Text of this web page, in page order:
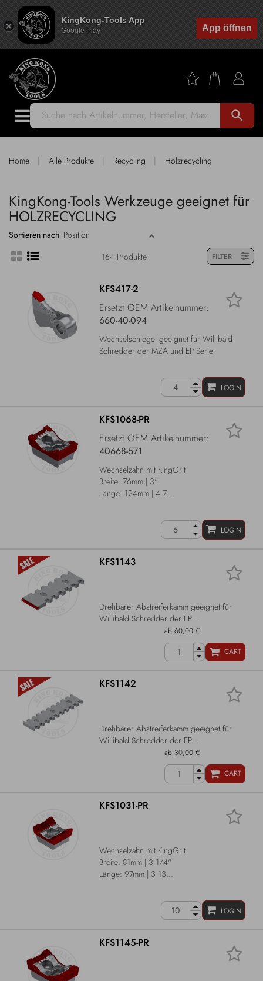
KingKong-Tools App
Google Play App öffnen
search
Home | Alle Produkte | Recycling | Holzrecycling
KingKong-Tools Werkzeuge geeignet für
HOLZRECYCLING
Sortieren nach
164 Produkte
FILTER
KFS417-2
Ersetzt OEM Artikelnummer:
660-40-094
Wechselschlegel geeignet für Willibald
Schredder der MZA und EP Serie
LOGIN
KFS1068-PR
Ersetzt OEM Artikelnummer:
40668-571
Wechselzahn mit KingGrit
Breite: 76mm | 3"
Länge: 124mm | 4 7...
LOGIN
KFS1143
Drehbarer Abstreiferkamm geeignet für
Willibald Schredder der EP...
ab 60,00 €
CART
KFS1142
Drehbarer Abstreiferkamm geeignet für
Willibald Schredder der EP...
ab 30,00 €
CART
KFS1031-PR
Wechselzahn mit KingGrit
Breite: 81mm | 3 1/4"
Länge: 97mm | 3 13...
LOGIN
KFS1145-PR